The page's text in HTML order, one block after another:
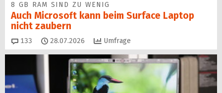
8 GB RAM SIND ZU WENIG
Auch Microsoft kann beim Surface Laptop
nicht zaubern
133 Kommentare
28.07.2026 Umfrage